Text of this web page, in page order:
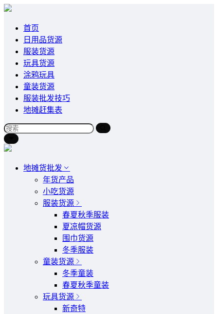
首页
日用品货源
服装货源
玩具货源
涂鸦玩具
童装货源
服装批发技巧
地摊赶集表
地摊货批发
年货产品
小吃货源
服装货源
春夏秋季服装
夏凉帽货源
围巾货源
冬季服装
童装货源
冬季童装
春夏秋季童装
玩具货源
新奇特